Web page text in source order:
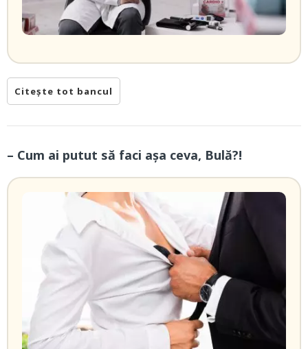
Citește tot bancul
– Cum ai putut să faci așa ceva, Bulă?!